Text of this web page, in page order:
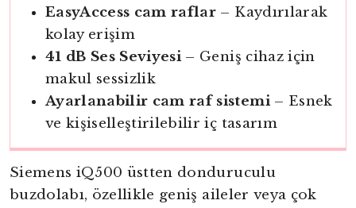
EasyAccess cam raflar – Kaydırılarak
kolay erişim
41 dB Ses Seviyesi– Geniş cihaz için
makul sessizlik
Ayarlanabilir cam raf sistemi– Esnek
ve kişiselleştirilebilir iç tasarım
Siemens iQ500 üstten donduruculu
buzdolabı, özellikle geniş aileler veya çok